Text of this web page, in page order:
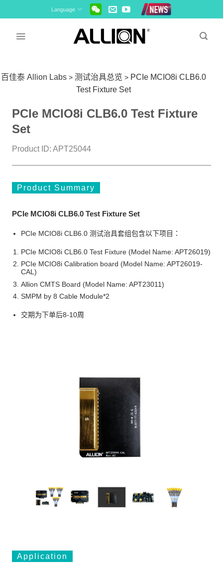
to
Language
百佳泰 Allion Labs >测试治具总览 > PCIe MCIO8i CLB6.0
Test Fixture Set
PCIe MCIO8i CLB6.0 Test Fixture
Set
Product ID: APT25044
Product Summary
PCIe MCIO8i CLB6.0 Test Fixture Set
PCIe MCIO8i CLB6.0 测试治具套组包含以下项目：
PCIe MCIO8i CLB6.0 Test Fixture (Model Name: APT26019)
PCIe MCIO8i Calibration board (Model Name: APT26019-
CAL)
Allion CMTS Board (Model Name: APT23011)
SMPM by 8 Cable Module*2
交期为下单后8-10周
Application